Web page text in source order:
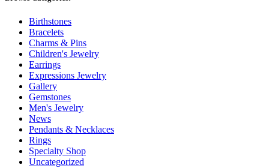
Birthstones
Bracelets
Charms & Pins
Children's Jewelry
Earrings
Expressions Jewelry
Gallery
Gemstones
Men's Jewelry
News
Pendants & Necklaces
Rings
Specialty Shop
Uncategorized